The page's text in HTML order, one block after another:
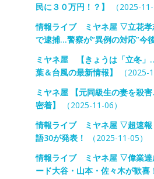
民に３０万円！？】
（2025-11-
情報ライブ ミヤネ屋 ▽立花孝
で逮捕…警察が“異例の対応”今
ミヤネ屋 【きょうは「立冬」
葉＆台風の最新情報】
（2025-
ミヤネ屋 【元同級生の妻を殺
密着】
（2025-11-06）
情報ライブ ミヤネ屋 ▽超速報
語30が発表！
（2025-11-05）
情報ライブ ミヤネ屋 ▽偉業達
ード大谷・山本・佐々木が歓喜